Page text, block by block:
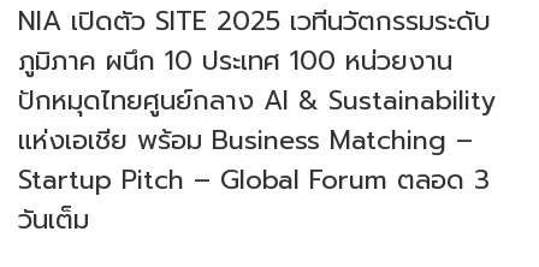
NIA เปิดตัว SITE 2025 เวทีนวัตกรรมระดับ
ภูมิภาค ผนึก 10 ประเทศ 100 หน่วยงาน
ปักหมุดไทยศูนย์กลาง AI & Sustainability
แห่งเอเชีย พร้อม Business Matching –
Startup Pitch – Global Forum ตลอด 3
วันเต็ม